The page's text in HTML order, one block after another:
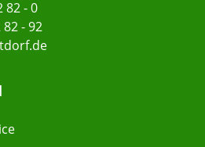
82 - 0
82 - 92